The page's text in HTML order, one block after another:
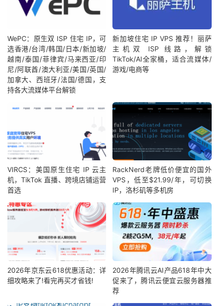
WePC：原生双 ISP 住宅 IP，可
选香港/台湾/韩国/日本/新加坡/
越南/泰国/菲律宾/马来西亚/印
尼/阿联酋/澳大利亚/美国/英国/
加拿大、西班牙/法国/德国，支
持各大流媒体平台解锁
新加坡住宅 IP VPS 推荐！丽萨
主机双 ISP 线路，解锁
TikTok/AI全家桶，适合流媒体/
游戏/电商等
VIRCS：美国原生住宅 IP 云主
机，TikTok 直播、跨境店铺运营
首选
RackNerd老牌低价便宜的国外
VPS，低至$21.99/年，可切换
IP，洛杉矶等多机房
2026年京东云618优惠活动：详
细攻略来了!看完再买才省钱!
2026年腾讯云AI产品618年中大
促来了，腾讯云便宜云服务器推
荐